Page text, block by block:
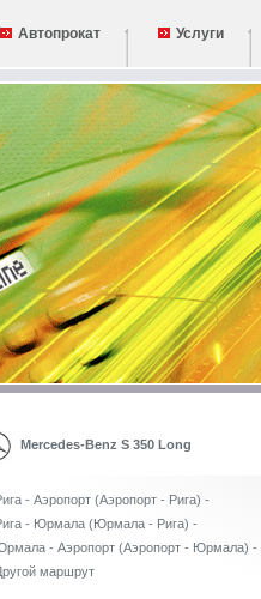
Автопрокат Услуги
Mercedes-Benz S 350 Long
- Аэропорт (Аэропорт - Рига) -
- Юрмала (Юрмала - Рига) -
- Аэропорт (Аэропорт - Юрмала) -
маршрут